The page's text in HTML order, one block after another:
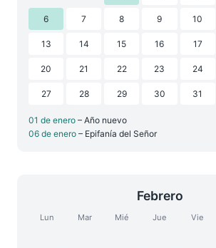
6 7 8 9 10
13 14 15 16 17
20 21 22 23 24
27 28 29 30 31
01 de enero – Año nuevo
06 de enero – Epifanía del Señor
Febrero
Lun Mar Mié Jue Vie